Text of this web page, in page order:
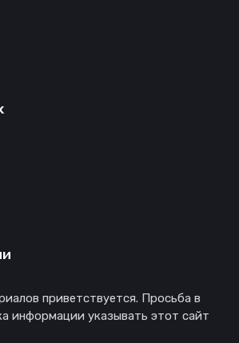
приветствуется. Просьба в
информации указывать этот сайт